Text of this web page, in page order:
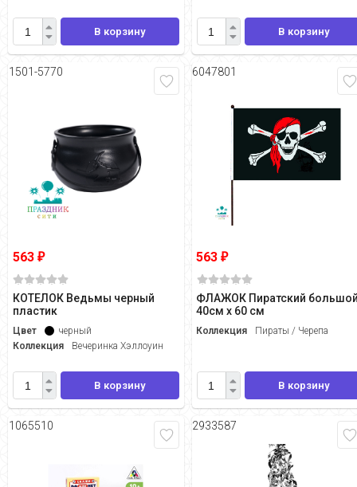
В корзину В корзину
1501-5770
563 ₽
КОТЕЛОК Ведьмы черный
пластик
Цвет
черный
Коллекция
Вечеринка Хэллоуин
В корзину
6047801
563₽
ФЛАЖОК Пиратский
40см х 60 см
Коллекция Пираты / Черепа
В корзину
1065510 2933587